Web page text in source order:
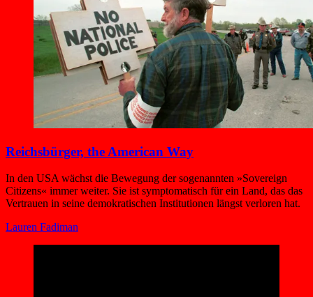
Reichsbürger, the American Way
In den USA wächst die Bewegung der sogenannten »Sovereign
Citizens« immer weiter. Sie ist symptomatisch für ein Land, das das
Vertrauen in seine demokratischen Institutionen längst verloren hat.
Lauren Fadiman